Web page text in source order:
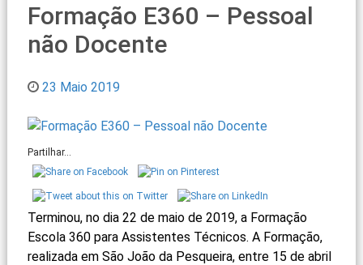
Formação E360 – Pessoal
não Docente
23 Maio 2019
Partilhar...
Terminou, no dia 22 de maio de 2019, a Formação
Escola 360 para Assistentes Técnicos. A Formação,
realizada em São João da Pesqueira, entre 15 de abril